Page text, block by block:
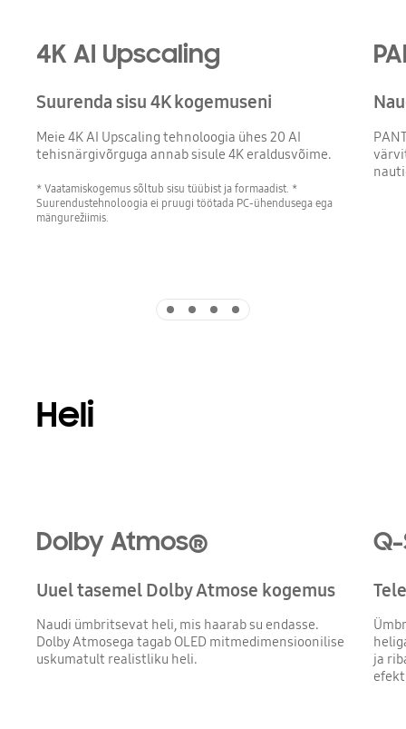
4K AI Upscaling
Suurenda sisu 4K kogemuseni
Meie 4K AI Upscaling tehnoloogia ühes 20 AI
tehisnärgivõrguga annab sisule 4K eraldusvõime.
* Vaatamiskogemus sõltub sisu tüübist ja formaadist. *
Suurendustehnoloogia ei pruugi töötada PC-ühendusega ega
mängurežiimis.
Heli
Dolby Atmos®
Uuel tasemel Dolby Atmose kogemus
Naudi ümbritsevat heli, mis haarab su endasse.
Dolby Atmosega tagab OLED mitmedimensioonilise
uskumatult realistliku heli.
ja